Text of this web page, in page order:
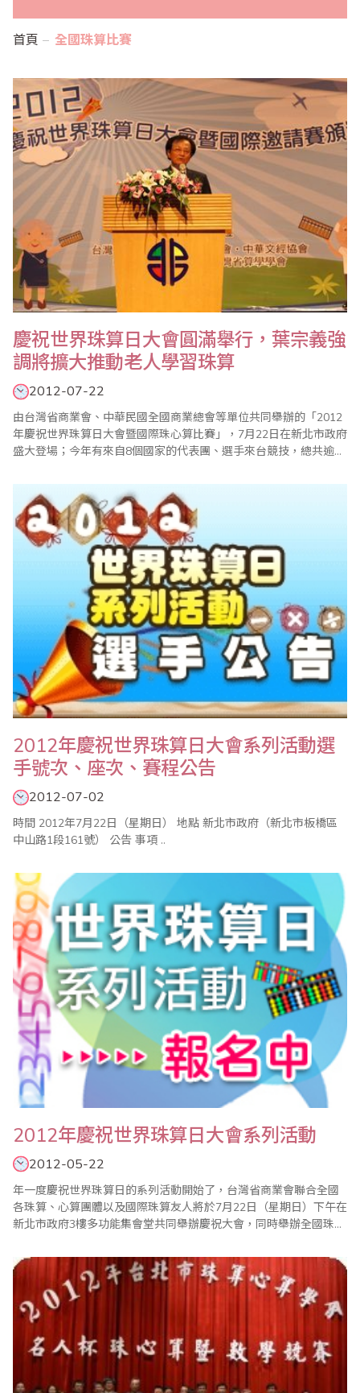
首頁 全國珠算比賽
慶祝世界珠算日大會圓滿舉行，葉宗義強
調將擴大推動老人學習珠算
2012-07-22
由台灣省商業會、中華民國全國商業總會等單位共同舉辦的「2012
年慶祝世界珠算日大會暨國際珠心算比賽」，7月22日在新北市政府
盛大登場；今年有來自8個國家的代表團、選手來台競技，總共逾
長葉宗義(見左圖)致詞強調，珠算已成為每個人終身學習的有效工
具，省商會計畫進一步推動成立「台灣珠心算千人俱樂部」，以老
者為成員，藉以凸顯珠心算可以有效防止老..
2012年慶祝世界珠算日大會系列活動選
手號次、座次、賽程公告
2012-07-02
時間 2012年7月22日（星期日） 地點 新北市政府（新北市板橋區
中山路1段161號） 公告 事項 ..
2012年慶祝世界珠算日大會系列活動
2012-05-22
年一度慶祝世界珠算日的系列活動開始了，台灣省商業會聯合全國
各珠算、心算團體以及國際珠算友人將於7月22日（星期日）下午在
新北市政府3樓多功能集會堂共同舉辦慶祝大會，同時舉辦全國珠算
學競技大賽、大會特刊徵文等系列活動。 現今珠心算的學習不只是
開啟兒童智力，對年長者也有健腦、教育、樂活的功能，希望各界
能多提供高齡學習或珠算..